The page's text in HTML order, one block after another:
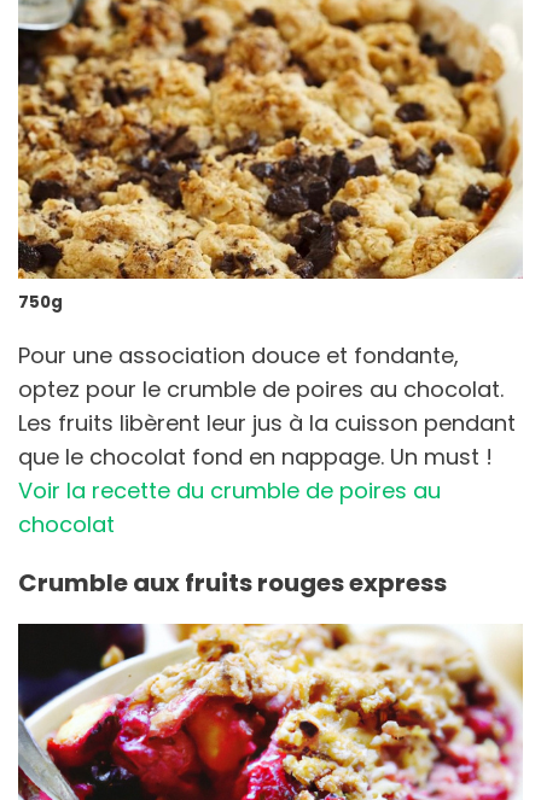
750g
Pour une association douce et fondante,
optez pour le crumble de poires au chocolat.
Les fruits libèrent leur jus à la cuisson pendant
que le chocolat fond en nappage. Un must !
Voir la recette du crumble de poires au
chocolat
Crumble aux fruits rouges express